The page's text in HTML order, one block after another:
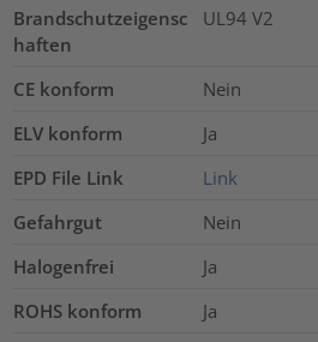
Brandschutzeigensc
haften
UL94 V2
CE konform
Nein
ELV konform
Ja
EPD File Link
Link
Gefahrgut
Nein
Halogenfrei
Ja
ROHS konform
Ja